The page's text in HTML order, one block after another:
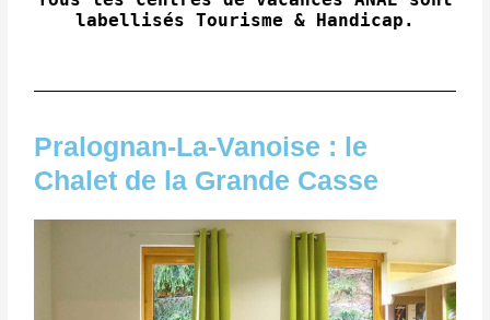
labellisés Tourisme & Handicap.
Pralognan-La-Vanoise : le
Chalet de la Grande Casse